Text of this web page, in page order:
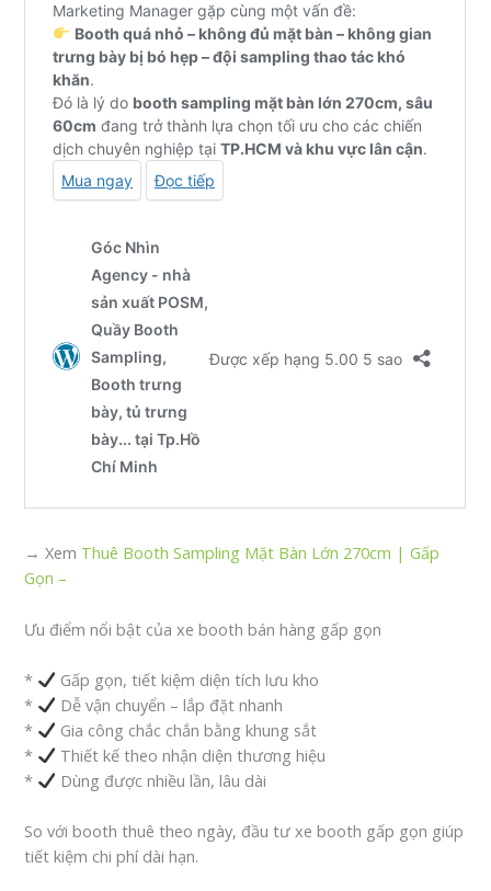
→ Xem Thuê Booth Sampling Mặt Bàn Lớn 270cm | Gấp
Gọn –
Ưu điểm nổi bật của xe booth bán hàng gấp gọn
*
Gấp gọn, tiết kiệm diện tích lưu kho
*
Dễ vận chuyển – lắp đặt nhanh
*
Gia công chắc chắn bằng khung sắt
*
Thiết kế theo nhận diện thương hiệu
*
Dùng được nhiều lần, lâu dài
So với booth thuê theo ngày, đầu tư xe booth gấp gọn giúp
tiết kiệm chi phí dài hạn.